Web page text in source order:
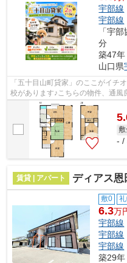
宇部線
宇部線
「宇
分
築47年
山口県
「五十目山町貸家」のここがイチ
校があります♪こちらの物件、通風
おすすめの物件です♪多くの方にご
- /
賃貸 | アパート ディアス恩
敷0
6.3万
宇部線
宇部線
宇部線
築29年